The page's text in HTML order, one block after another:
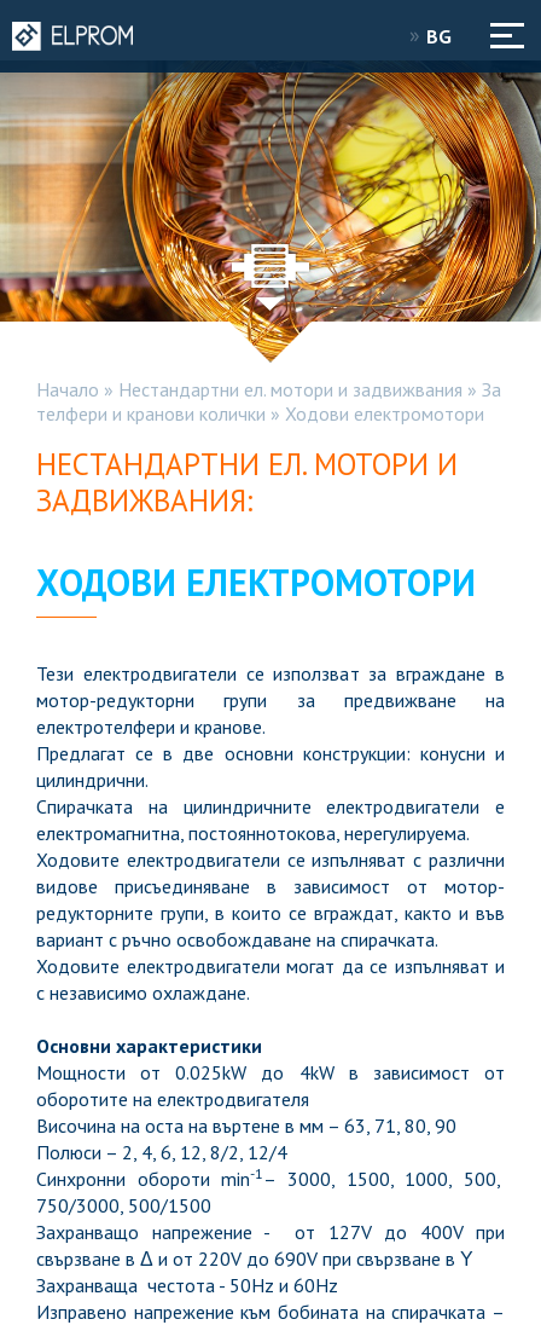
BG
Начало » Нестандартни ел. мотори и задвижвания » За
телфери и кранови колички » Ходови електромотори
НЕСТАНДАРТНИ ЕЛ. МОТОРИ И
ЗАДВИЖВАНИЯ:
ХОДОВИ ЕЛЕКТРОМОТОРИ
Тези електродвигатели се използват за вграждане в
мотор-редукторни групи за предвижване на
електротелфери и кранове.
Предлагат се в две основни конструкции: конусни и
цилиндрични.
Спирачката на цилиндричните електродвигатели е
електромагнитна, постояннотокова, нерегулируема.
Ходовите електродвигатели се изпълняват с различни
видове присъединяване в зависимост от мотор-
редукторните групи, в които се вграждат, както и във
вариант с ръчно освобождаване на спирачката.
Ходовите електродвигатели могат да се изпълняват и
с независимо охлаждане.
Основни характеристики
Мощности от 0.025kW до 4kW в зависимост от
оборотите на електродвигателя
Височина на оста на въртене в мм – 63, 71, 80, 90
Полюси – 2, 4, 6, 12, 8/2, 12/4
Синхронни обороти min-1 – 3000, 1500, 1000, 500,
750/3000, 500/1500
Захранващо напрежение - от 127V до 400V при
свързване в Δ и от 220V до 690V при свързване в Υ
Захранваща честота - 50Hz и 60Hz
Изправено напрежение към бобината на спирачката –